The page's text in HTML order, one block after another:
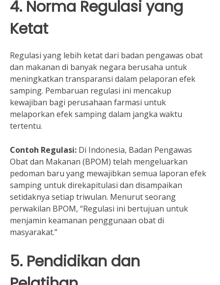
4. Norma Regulasi yang
Ketat
Regulasi yang lebih ketat dari badan pengawas obat
dan makanan di banyak negara berusaha untuk
meningkatkan transparansi dalam pelaporan efek
samping. Pembaruan regulasi ini mencakup
kewajiban bagi perusahaan farmasi untuk
melaporkan efek samping dalam jangka waktu
tertentu.
Contoh Regulasi: Di Indonesia, Badan Pengawas
Obat dan Makanan (BPOM) telah mengeluarkan
pedoman baru yang mewajibkan semua laporan efek
samping untuk direkapitulasi dan disampaikan
setidaknya setiap triwulan. Menurut seorang
perwakilan BPOM, “Regulasi ini bertujuan untuk
menjamin keamanan penggunaan obat di
masyarakat.”
5. Pendidikan dan